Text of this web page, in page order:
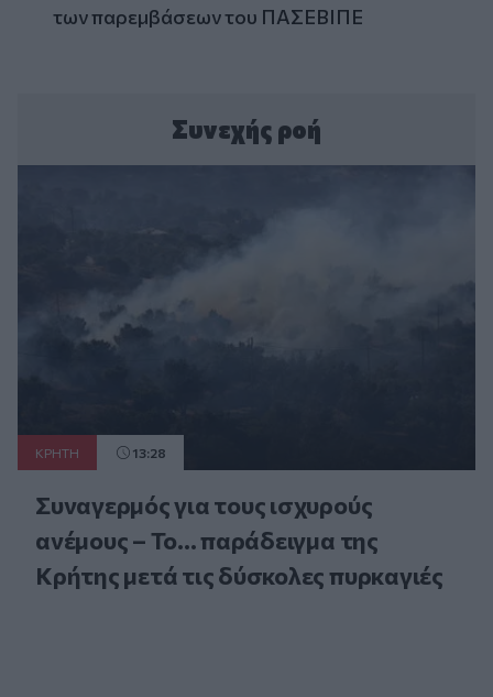
των παρεμβάσεων του ΠΑΣΕΒΙΠΕ
Συνεχής ροή
ΚΡΗΤΗ 13:28
Συναγερμός για τους ισχυρούς
ανέμους – Το... παράδειγμα της
Κρήτης μετά τις δύσκολες πυρκαγιές